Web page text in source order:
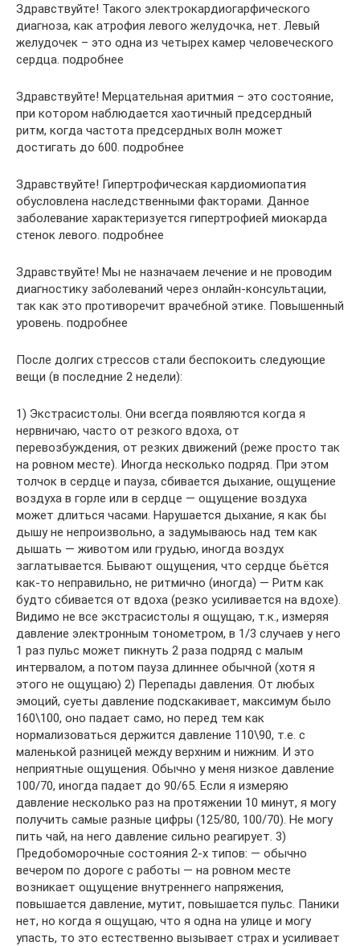
Здравствуйте! Такого электрокардиогарфического
диагноза, как атрофия левого желудочка, нет. Левый
желудочек – это одна из четырех камер человеческого
сердца. подробнее
Здравствуйте! Мерцательная аритмия – это состояние,
при котором наблюдается хаотичный предсердный
ритм, когда частота предсердных волн может
достигать до 600. подробнее
Здравствуйте! Гипертрофическая кардиомиопатия
обусловлена наследственными факторами. Данное
заболевание характеризуется гипертрофией миокарда
стенок левого. подробнее
Здравствуйте! Мы не назначаем лечение и не проводим
диагностику заболеваний через онлайн-консультации,
так как это противоречит врачебной этике. Повышенный
уровень. подробнее
После долгих стрессов стали беспокоить следующие
вещи (в последние 2 недели):
1) Экстрасистолы. Они всегда появляются когда я
нервничаю, часто от резкого вдоха, от
перевозбуждения, от резких движений (реже просто так
на ровном месте). Иногда несколько подряд. При этом
толчок в сердце и пауза, сбивается дыхание, ощущение
воздуха в горле или в сердце — ощущение воздуха
может длиться часами. Нарушается дыхание, я как бы
дышу не непроизвольно, а задумываюсь над тем как
дышать — животом или грудью, иногда воздух
заглатывается. Бывают ощущения, что сердце бьётся
как-то неправильно, не ритмично (иногда) — Ритм как
будто сбивается от вдоха (резко усиливается на вдохе).
Видимо не все экстрасистолы я ощущаю, т.к., измеряя
давление электронным тонометром, в 1/3 случаев у него
1 раз пульс может пикнуть 2 раза подряд с малым
интервалом, а потом пауза длиннее обычной (хотя я
этого не ощущаю) 2) Перепады давления. От любых
эмоций, суеты давление подскакивает, максимум было
160\100, оно падает само, но перед тем как
нормализоваться держится давление 110\90, т.е. с
маленькой разницей между верхним и нижним. И это
неприятные ощущения. Обычно у меня низкое давление
100/70, иногда падает до 90/65. Если я измеряю
давление несколько раз на протяжении 10 минут, я могу
получить самые разные цифры (125/80, 100/70). Не могу
пить чай, на него давление сильно реагирует. 3)
Предобоморочные состояния 2-х типов: — обычно
вечером по дороге с работы — на ровном месте
возникает ощущение внутреннего напряжения,
повышается давление, мутит, повышается пульс. Паники
нет, но когда я ощущаю, что я одна на улице и могу
упасть, то это естественно вызывает страх и усиливает